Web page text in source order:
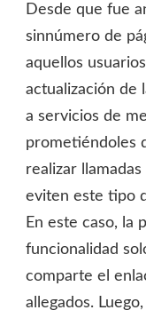
Desde que fue
sinnúmero de
aquellos
actualización de
a servicios de
prometiéndoles
realizar
eviten este tipo
En este caso, la
funcionalidad
comparte el
allegados.